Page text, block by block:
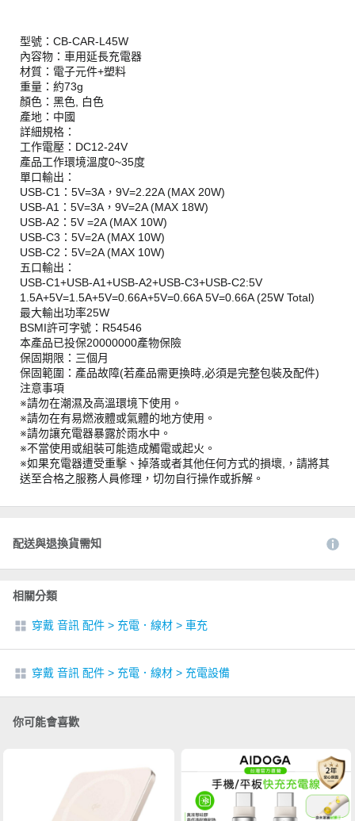
型號：CB-CAR-L45W
內容物：車用延長充電器
材質：電子元件+塑料
重量：約73g
顏色：黑色, 白色
產地：中國
詳細規格：
工作電壓：DC12-24V
產品工作環境溫度0~35度
單口輸出：
USB-C1：5V=3A，9V=2.22A (MAX 20W)
USB-A1：5V=3A，9V=2A (MAX 18W)
USB-A2：5V =2A (MAX 10W)
USB-C3：5V=2A (MAX 10W)
USB-C2：5V=2A (MAX 10W)
五口輸出：
USB-C1+USB-A1+USB-A2+USB-C3+USB-C2:5V
1.5A+5V=1.5A+5V=0.66A+5V=0.66A 5V=0.66A (25W Total)
最大輸出功率25W
BSMI許可字號：R54546
本產品已投保20000000產物保險
保固期限：三個月
保固範圍：產品故障(若產品需更換時,必須是完整包裝及配件)
注意事項
※請勿在潮濕及高溫環境下使用。
※請勿在有易燃液體或氣體的地方使用。
※請勿讓充電器暴露於雨水中。
※不當使用或組裝可能造成觸電或起火。
※如果充電器遭受重擊、掉落或者其他任何方式的損壞,，請將其
送至合格之服務人員修理，切勿自行操作或拆解。
配送與退換貨需知
相關分類
穿戴 音訊 配件 > 充電．線材 > 車充
穿戴 音訊 配件 > 充電．線材 > 充電設備
你可能會喜歡